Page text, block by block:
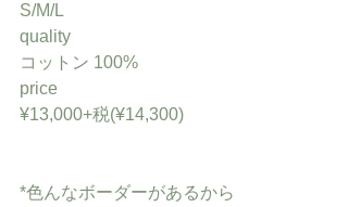
S/M/L
quality
コットン 100%
price
¥13,000+税(¥14,300)
*色んなボーダーがあるから